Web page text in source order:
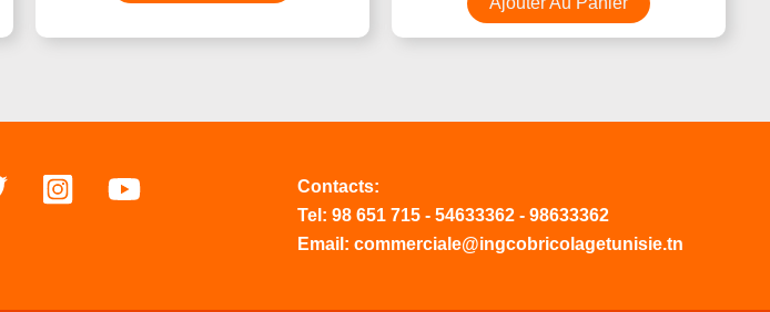
Contacts:
Tel: 98 651 715- 54633362- 98633362
Email: commerciale@ingcobricolagetunisie.tn